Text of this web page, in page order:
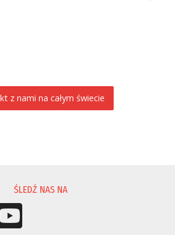
z nami na całym świecie
ŚLEDŹ NAS NA